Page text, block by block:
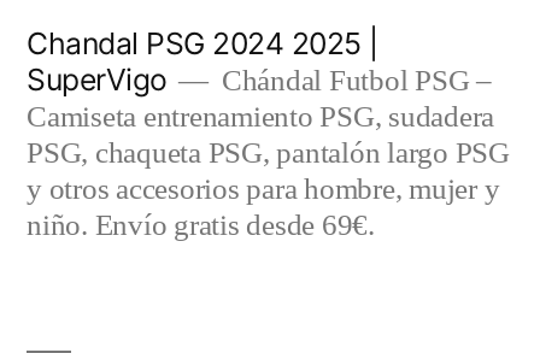
contenido
Chandal PSG 2024 2025 |
SuperVigo
Chándal Futbol PSG –
Camiseta entrenamiento PSG, sudadera
PSG, chaqueta PSG, pantalón largo PSG
y otros accesorios para hombre, mujer y
niño. Envío gratis desde 69€.